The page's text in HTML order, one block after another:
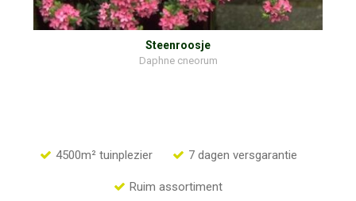
Steenroosje
Daphne cneorum
4500m² tuinplezier 7 dagen versgarantie
Ruim assortiment